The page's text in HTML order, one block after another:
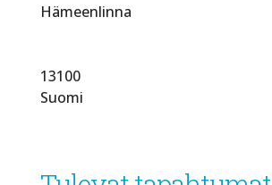
Hämeenlinna
13100
Suomi